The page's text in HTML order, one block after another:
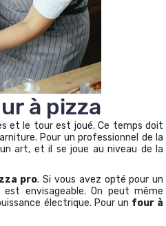
à pizza
et le tour est joué. Ce temps doit
Pour un professionnel de la
art, et il se joue au niveau de la
pro. Si vous avez opté pour un
envisageable. On peut même
électrique. Pour un four à